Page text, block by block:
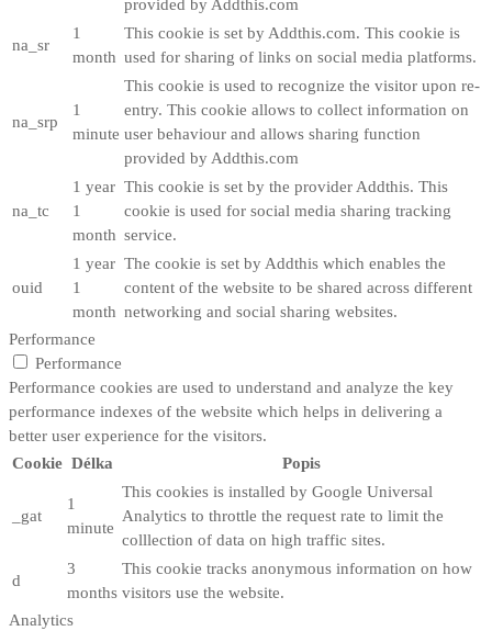
provided by Addthis.com
na_sr
1
month
This cookie is set by Addthis.com. This cookie is
used for sharing of links on social media platforms.
na_srp
1
minute
This cookie is used to recognize the visitor upon re-
entry. This cookie allows to collect information on
user behaviour and allows sharing function
provided by Addthis.com
na_tc
1 year
1
month
This cookie is set by the provider Addthis. This
cookie is used for social media sharing tracking
service.
ouid
1 year
1
month
The cookie is set by Addthis which enables the
content of the website to be shared across different
networking and social sharing websites.
Performance
Performance
Performance cookies are used to understand and analyze the key
performance indexes of the website which helps in delivering a
better user experience for the visitors.
Cookie Délka Popis
_gat
1
minute
This cookies is installed by Google Universal
Analytics to throttle the request rate to limit the
colllection of data on high traffic sites.
d
3
months
This cookie tracks anonymous information on how
visitors use the website.
Analytics